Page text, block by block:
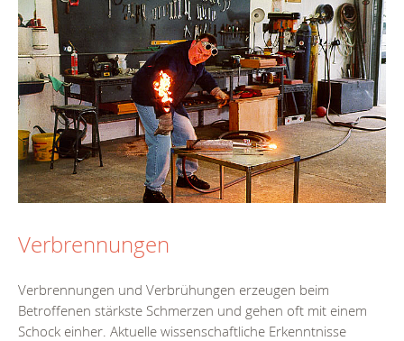
Verbrennungen
Verbrennungen und Verbrühungen erzeugen beim
Betroffenen stärkste Schmerzen und gehen oft mit einem
Schock einher. Aktuelle wissenschaftliche Erkenntnisse